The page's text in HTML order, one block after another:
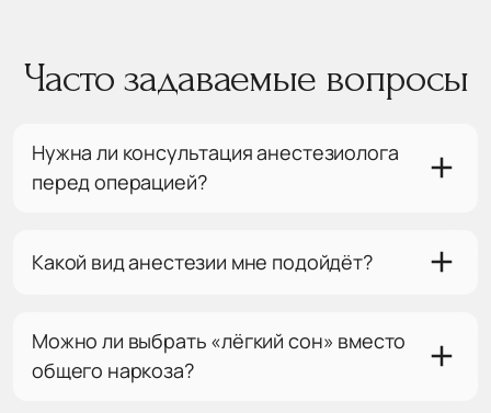
Часто задаваемые вопросы
Нужна ли консультация анестезиолога
перед операцией?
Какой вид анестезии мне подойдёт?
Можно ли выбрать «лёгкий сон» вместо
общего наркоза?